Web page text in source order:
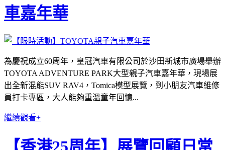
車嘉年華
為慶祝成立60周年，皇冠汽車有限公司於沙田新城市廣場舉辦
TOYOTA ADVENTURE PARK大型親子汽車嘉年華，現場展
出全新混能SUV RAV4，Tomica模型展覽，到小朋友汽車維修
員打卡專區，大人能夠重溫童年回憶...
繼續觀看+